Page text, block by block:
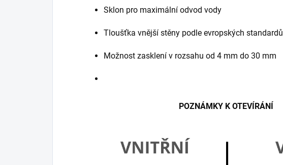
Sklon pro maximální odvod vody
Tloušťka vnější stěny podle evropských standardů
Možnost zasklení v rozsahu od 4 mm do 30 mm
POZNÁMKY K OTEVÍRÁNÍ